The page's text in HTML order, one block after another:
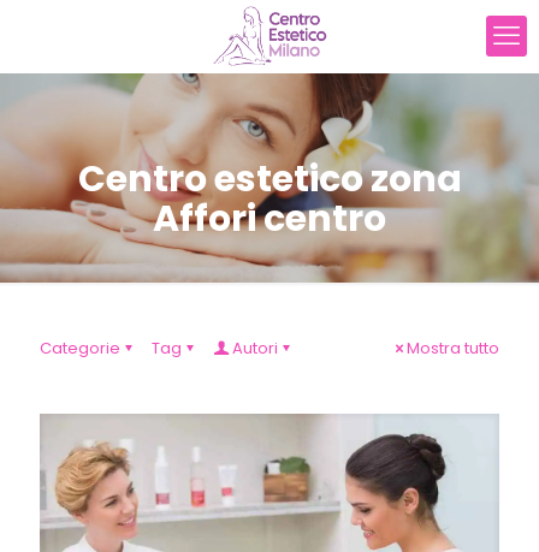
Centro estetico zona
Affori centro
Categorie Tag Autori Mostra tutto